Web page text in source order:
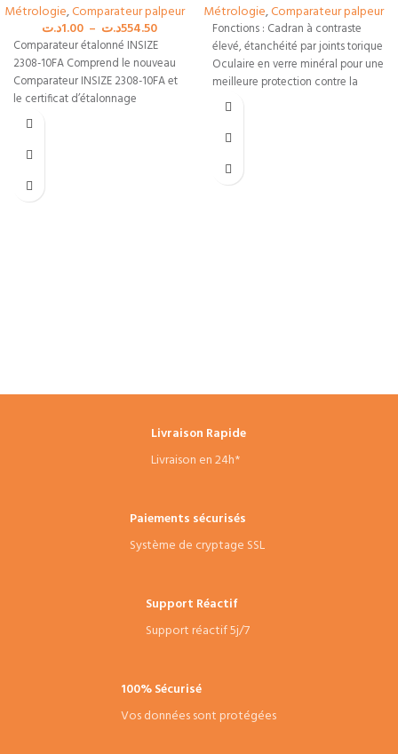
Analyse à 360 degrés :Capteur
d'impact intelligent permettant
des mesures fiables dans toutes les
orientations.
Idéal pour l'industrie :Solution
des structures lourdes, la
maintenance et les expertises
métallurgiques.
Service professionnel Tunisie :
Métrologie,Comparateur palpeur
1.00د.ت – 554.50د.ت
Comparateur étalonné INSIZE
2308-10FA Comprend le nouveau
Comparateur INSIZE 2308-10FA et
le certificat d’étalonnage
accrédité ENAC (Equivalente
Métrologie,Comparateur palpeur
Fonctions : Cadran à contraste
élevé, étanchéité par joints torique
Oculaire en verre minéral pour une
meilleure protection contre la
Livraison Rapide
Livraison en 24h*
Paiements sécurisés
Système de cryptage SSL
Support Réactif
Support réactif 5j/7
100% Sécurisé
Vos données sont protégées